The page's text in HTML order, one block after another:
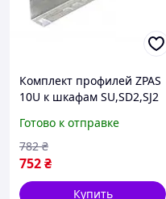
Комплект профилей ZPAS
10U к шкафам SU,SD2,SJ2
Готово к отправке
752₴
782 ₴
Купить